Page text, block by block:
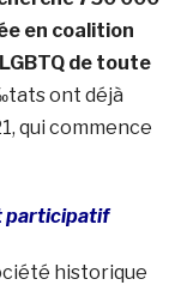
en coalition
de toute
ont déjà
qui commence
participatif
historique